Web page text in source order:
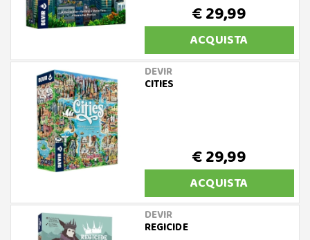
€ 29,99
ACQUISTA
DEVIR
CITIES
€ 29,99
ACQUISTA
DEVIR
REGICIDE